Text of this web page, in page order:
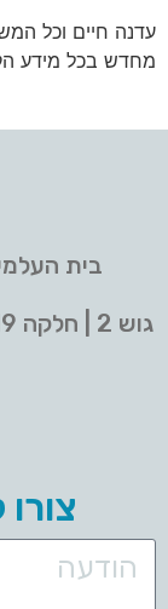
עדנה חיים וכל
מחדש בכל מידע
בית
גוש 2 | חלקה 19 | שורה 5 (ראשונה ממזרח) | קבר 9